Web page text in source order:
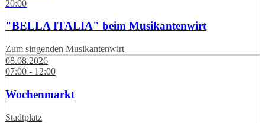
20:00
"BELLA ITALIA" beim Musikantenwirt
Zum singenden Musikantenwirt
08.08.2026
07:00 - 12:00
Wochenmarkt
Stadtplatz